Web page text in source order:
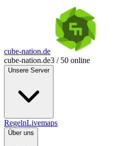
cube-nation.de
cube-nation.de3 / 50 online
Unsere Server
RegelnLivemaps
Über uns